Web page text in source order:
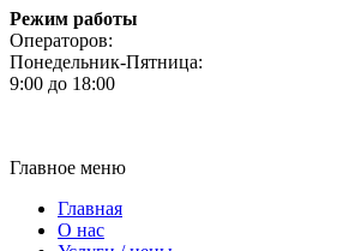
Режим работы
Операторов:
Понедельник-Пятница:
9:00 до 18:00
Главное меню
Главная
О нас